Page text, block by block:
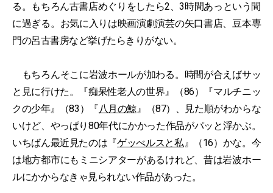
る。もちろん古書店めぐりをしたら2、3時間あっという間
に過ぎる。お気に入りは映画演劇演芸の矢口書店、豆本専
門の呂古書房など挙げたらきりがない。
もちろんそこに岩波ホールが加わる。時間が合えばサッ
と見に行けた。『痴呆性老人の世界』（86）『マルチニッ
クの少年』（83）『八月の鯨』（87）、見た順がわからな
いけど、やっぱり80年代にかかった作品がパッと浮かぶ。
いちばん最近見たのは『ゲッべルスと私』（16）かな。今
は地方都市にもミニシアターがあるけれど、昔は岩波ホー
ルにかからなきゃ見られない作品があった。